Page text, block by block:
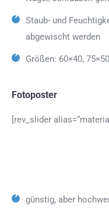
Staub- und
abgewischt werden
Größen: 60×40,
Fotoposter
[rev_slider
günstig, aber